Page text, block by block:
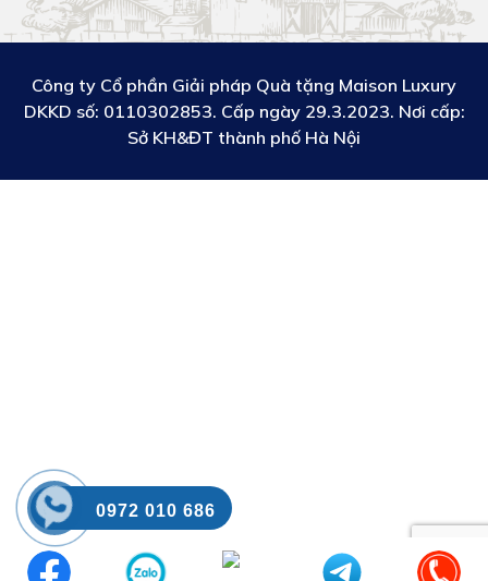
Công ty Cổ phần Giải pháp Quà tặng Maison Luxury
DKKD số: 0110302853. Cấp ngày 29.3.2023. Nơi cấp:
Sở KH&ĐT thành phố Hà Nội
0972 010 686